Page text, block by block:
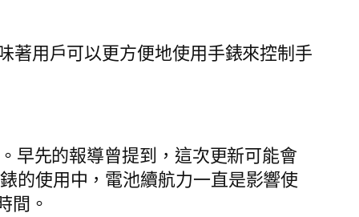
著用戶可以更方便地使用手錶來控制手
早先的報導曾提到，這次更新可能會
的使用中，電池續航力一直是影響使
間。